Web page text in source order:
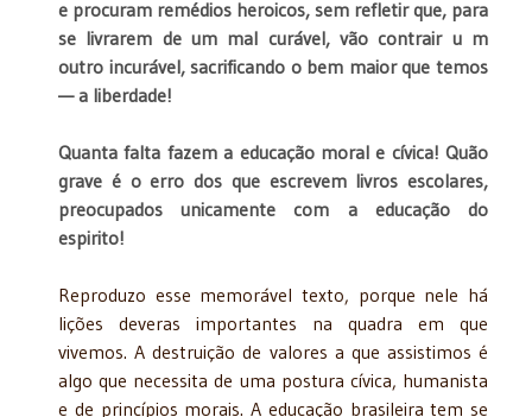
e procuram remédios heroicos, sem refletir que, para
se livrarem de um mal curável, vão contrair u m
outro incurável, sacrificando o bem maior que temos
— a liberdade!
Quanta falta fazem a educação moral e cívica! Quão
grave é o erro dos que escrevem livros escolares,
preocupados unicamente com a educação do
espirito!
Reproduzo esse memorável texto, porque nele há
lições deveras importantes na quadra em que
vivemos. A destruição de valores a que assistimos é
algo que necessita de uma postura cívica, humanista
e de princípios morais. A educação brasileira tem se